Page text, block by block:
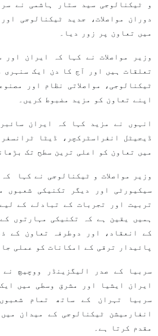
و ٹیکنالوجی سید ستار ہاشمی نے
دوران مواصلات، جدید ٹیکنالوجی
میں تعاون پر زور دیا۔
وزیر مواصلات نے کہا کہ ایران اور
تعلقات ہیں اور آج کا دن ایک سنہری
ٹیکنالوجی، مواصلاتی نظام اور
اپنے تعاون کو مزید مضبوط کریں۔
انہوں نے مزید کہا کہ ایران
ڈیجیٹل انفراسٹرکچر، ڈیٹا
میں تعاون کو اعلی ترین سطح تک
وزیر مواصلات و ٹیکنالوجی نے کہا
سیکیورٹی اور دیگر تکنیکی شعبوں
تربیت اور تجربات کے تبادلے کے
ہمیں یقین ہے کہ تکنیکی مہارتوں
کے انعقاد، اور دوطرفہ تعاون کے
پائیدار ترقی کے امکانات کو عملی
سربیا کے صدر الیگزینڈر ووچیچ نے
ایران ایشیا اور مشرق وسطی میں
سربیا تہران کے ساتھ تمام
انفارمیشن ٹیکنالوجی کے میدان
مقدم کرتا ہے۔